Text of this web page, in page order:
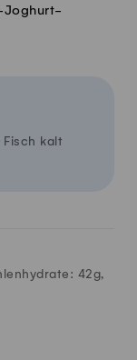
Joghurt-
kalt
42g,